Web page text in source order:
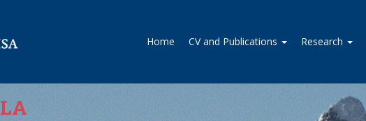
Home CV and Publications Research